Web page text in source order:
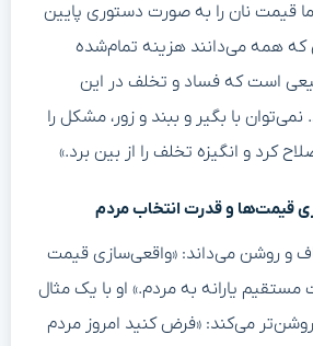
قیمت نان را به صورت دستوری پایین
که همه می‌دانند هزینه تمام‌شده
است که فساد و تخلف در این
با بگیر و ببند و زور، مشکل را
کرد و انگیزه تخلف را از بین برد.»
قیمت‌ها و قدرت انتخاب مردم
و روشن می‌داند: «واقعی‌سازی قیمت
مستقیم یارانه به مردم.» او با یک مثال
می‌کند: «فرض کنید امروز مردم